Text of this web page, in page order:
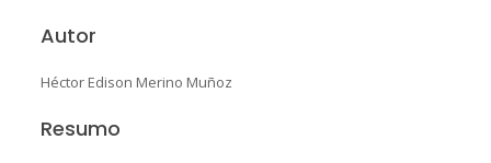
Autor
Héctor Edison Merino Muñoz
Resumo